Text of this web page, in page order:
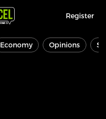
Register
Economy Opinions